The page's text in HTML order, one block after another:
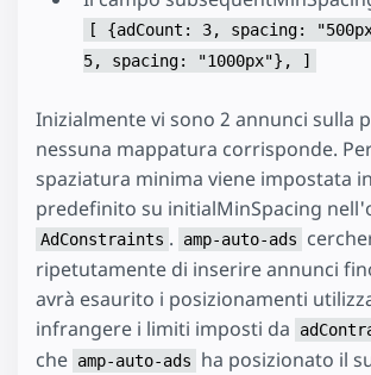
[ {adCount: 3, spacing:
5, spacing: "1000px"}, ]
Inizialmente vi sono 2 annunci sulla
nessuna mappatura corrisponde.
spaziatura minima viene impostata
predefinito su initialMinSpacing
AdConstraints . amp-auto-ads
ripetutamente di inserire annunci
avrà esaurito i posizionamenti
infrangere i limiti imposti da
che amp-auto-ads
ha posizionato il